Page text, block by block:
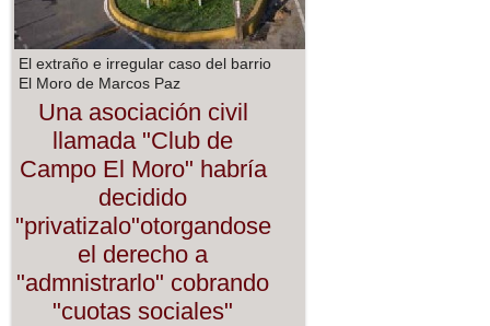
El extraño e irregular caso del barrio
El Moro de Marcos Paz
Una asociación civil
llamada "Club de
Campo El Moro" habría
decidido
"privatizalo"otorgandose
el derecho a
"admnistrarlo" cobrando
"cuotas sociales"